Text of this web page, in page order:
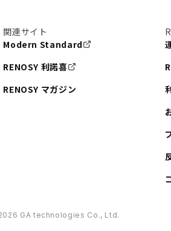
関連サイト
Modern Standard
RENOSY 利諾喜
RENOSY マガジン
GA technologies Co., Ltd.